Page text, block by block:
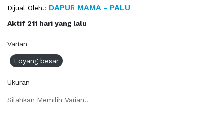
Dijual Oleh.: DAPUR MAMA - PALU
Aktif 211 hari yang lalu
Varian
Loyang besar
Ukuran
Silahkan Memilih Varian..